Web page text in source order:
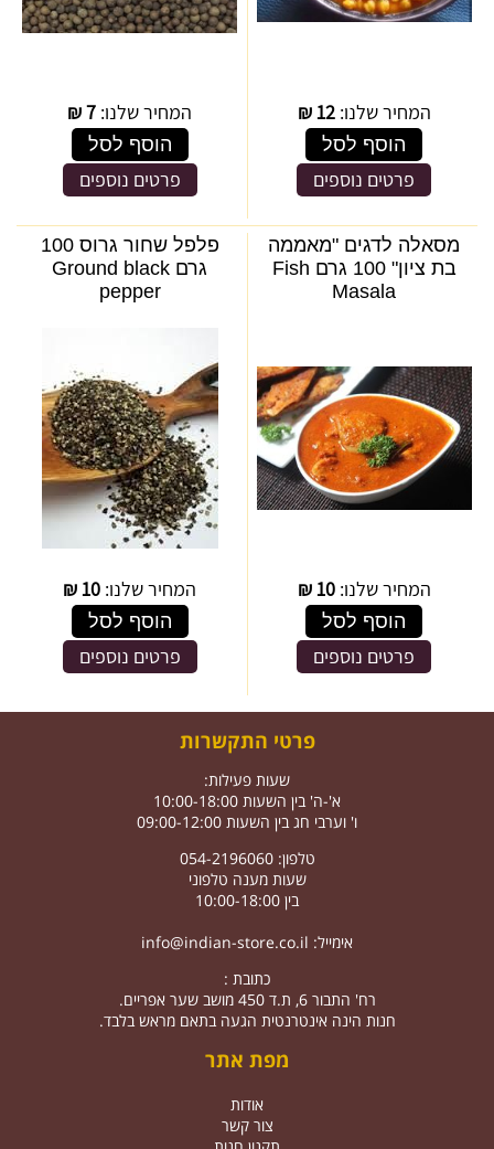
המחיר שלנו:12
₪
הוסף לסל
פרטים נוספים
המחיר שלנו: 7
₪
הוסף לסל
פרטים נוספים
מסאלה לדגים "מאממה
בת ציון" 100 גרם Fish
Masala
המחיר שלנו:10
₪
הוסף לסל
פרטים נוספים
פלפל שחור גרוס 100
גרם Ground black
pepper
המחיר שלנו: 10
₪
הוסף לסל
פרטים נוספים
פרטי התקשרות
שעות פעילות:
א'-ה' בין השעות 10:00-18:00
ו' וערבי חג בין השעות 09:00-12:00
טלפון: 054-2196060
שעות מענה טלפוני
בין 10:00-18:00
אימייל: info@indian-store.co.il
כתובת :
רח' התבור 6, ת.ד 450 מושב שער אפריים.
חנות הינה אינטרנטית הגעה בתאם מראש בלבד.
מפת אתר
אודות
צור קשר